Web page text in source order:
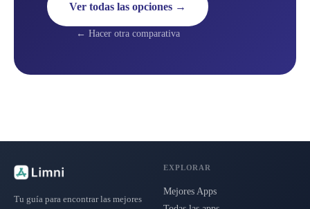
Ver todas las opciones →
← Hacer otra comparativa
Tu guía para encontrar las mejores
EXPLORAR
Mejores Apps